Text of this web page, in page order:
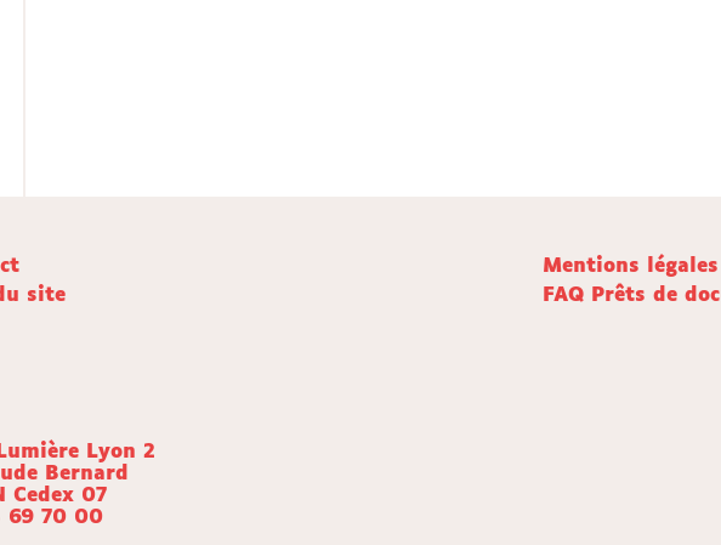
Mentions légales
site
FAQ Prêts de
Lyon 2
Bernard
Cedex 07
69 70 00